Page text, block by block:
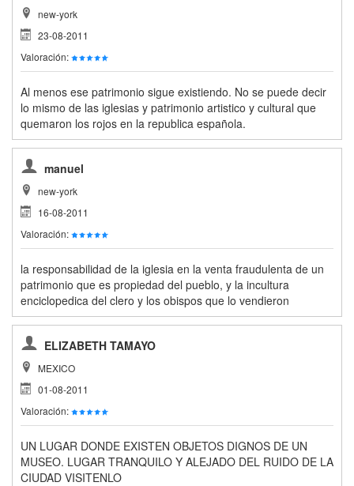
new-york
23-08-2011
Valoración:
Al menos ese patrimonio sigue existiendo. No se puede decir
lo mismo de las iglesias y patrimonio artistico y cultural que
quemaron los rojos en la republica española.
manuel
new-york
16-08-2011
Valoración:
la responsabilidad de la iglesia en la venta fraudulenta de un
patrimonio que es propiedad del pueblo, y la incultura
enciclopedica del clero y los obispos que lo vendieron
ELIZABETH TAMAYO
MEXICO
01-08-2011
Valoración:
UN LUGAR DONDE EXISTEN OBJETOS DIGNOS DE UN
MUSEO. LUGAR TRANQUILO Y ALEJADO DEL RUIDO DE LA
CIUDAD VISITENLO